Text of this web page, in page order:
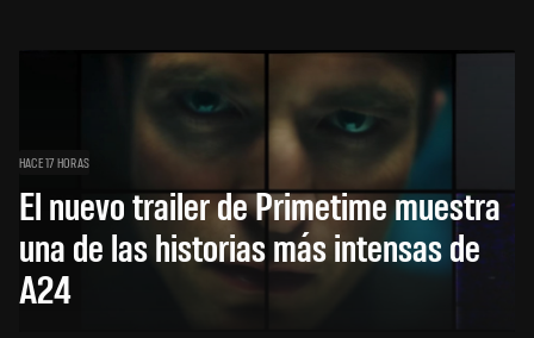
HACE 17 HORAS
El nuevo trailer de Primetime muestra
una de las historias más intensas de
A24